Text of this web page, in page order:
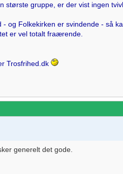
største gruppe, er der vist ingen tvivl
og Folkekirken er svindende - så
er vel totalt fraærende.
Trosfrihed.dk
generelt det gode.